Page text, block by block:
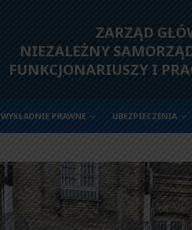
ZARZĄD
NIEZALEŻNY
FUNKCJONARIUSZY I
WYKŁADNIE PRAWNE UBEZPIECZENIA